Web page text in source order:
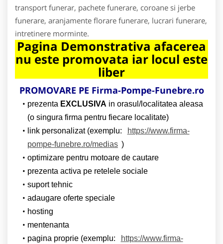
transport funerar, pachete funerare, coroane si jerbe
funerare, aranjamente florare funerare, lucrari funerare,
intretinere morminte.
Pagina Demonstrativa afacerea
nu este promovata iar locul este
liber
PROMOVARE PE Firma-Pompe-Funebre.ro
prezenta EXCLUSIVA in orasul/localitatea aleasa
(o singura firma pentru fiecare localitate)
link personalizat (exemplu:
https://www.firma-
pompe-funebre.ro/medias )
optimizare pentru motoare de cautare
prezenta activa pe retelele sociale
suport tehnic
adaugare oferte speciale
hosting
mentenanta
pagina proprie (exemplu:
https://www.firma-